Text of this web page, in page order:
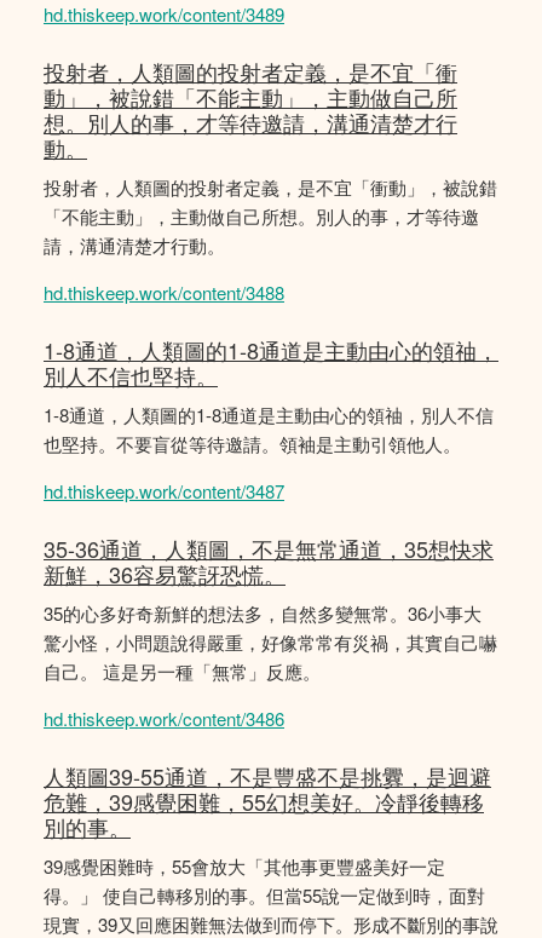
hd.thiskeep.work/content/3489
投射者，人類圖的投射者定義，是不宜「衝
動」，被說錯「不能主動」，主動做自己所
想。別人的事，才等待邀請，溝通清楚才行
動。
投射者，人類圖的投射者定義，是不宜「衝動」，被說錯
「不能主動」，主動做自己所想。別人的事，才等待邀
請，溝通清楚才行動。
hd.thiskeep.work/content/3488
1-8通道，人類圖的1-8通道是主動由心的領䄂，
別人不信也堅持。
1-8通道，人類圖的1-8通道是主動由心的領䄂，別人不信
也堅持。不要盲從等待邀請。領袖是主動引領他人。
hd.thiskeep.work/content/3487
35-36通道，人類圖，不是無常通道，35想快求
新鮮，36容易驚訝恐慌。
35的心多好奇新鮮的想法多，自然多變無常。36小事大
驚小怪，小問題說得嚴重，好像常常有災禍，其實自己嚇
自己。 這是另一種「無常」反應。
hd.thiskeep.work/content/3486
人類圖39-55通道，不是豐盛不是挑釁，是迴避
危難，39感覺困難，55幻想美好。冷靜後轉移
別的事。
39感覺困難時，55會放大「其他事更豐盛美好一定
得。」 使自己轉移別的事。但當55說一定做到時，面對
現實，39又回應困難無法做到而停下。形成不斷別的事說